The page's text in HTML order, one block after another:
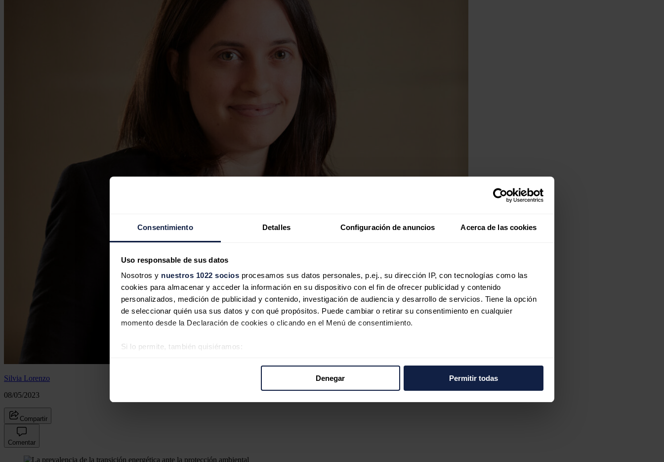
Consentimiento Detalles Configuración de anuncios Acerca de las cookies
Uso responsable de sus datos
Nosotros y nuestros 1022 socios procesamos sus datos personales, p.ej., su dirección IP, con tecnologías como las
cookies para almacenar y acceder la información en su dispositivo con el fin de ofrecer publicidad y contenido
personalizados, medición de publicidad y contenido, investigación de audiencia y desarrollo de servicios. Tiene la opción
de seleccionar quién usa sus datos y con qué propósitos. Puede cambiar o retirar su consentimiento en cualquier
momento desde la Declaración de cookies o clicando en el Menú de consentimiento.
Si lo permite, también quisiéramos:
que hayan recopilado a partir del uso que haya hecho de sus servicios.
Denegar Permitir todas
Silvia Lorenzo
08/05/2023
Compartir
Comentar